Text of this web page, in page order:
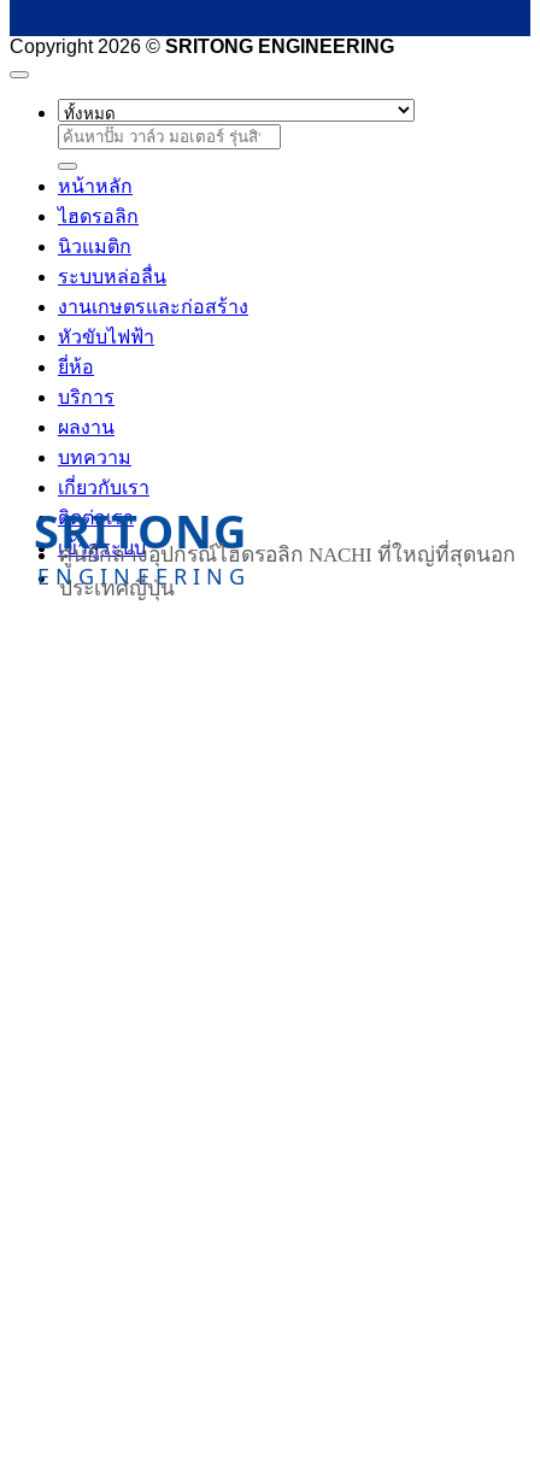
Copyright 2026 © SRITONG ENGINEERING
ค้นหา:
หน้าหลัก
ไฮดรอลิก
นิวแมติก
ระบบหล่อลื่น
งานเกษตรและก่อสร้าง
หัวขับไฟฟ้า
ยี่ห้อ
บริการ
ผลงาน
บทความ
เกี่ยวกับเรา
ติดต่อเรา
เข้าสู่ระบบ
ENGINEERING
SRITONG
ศูนย์กลางอุปกรณ์ไฮดรอลิก NACHI ที่ใหญ่ที่สุดนอก
ประเทศญี่ปุ่น